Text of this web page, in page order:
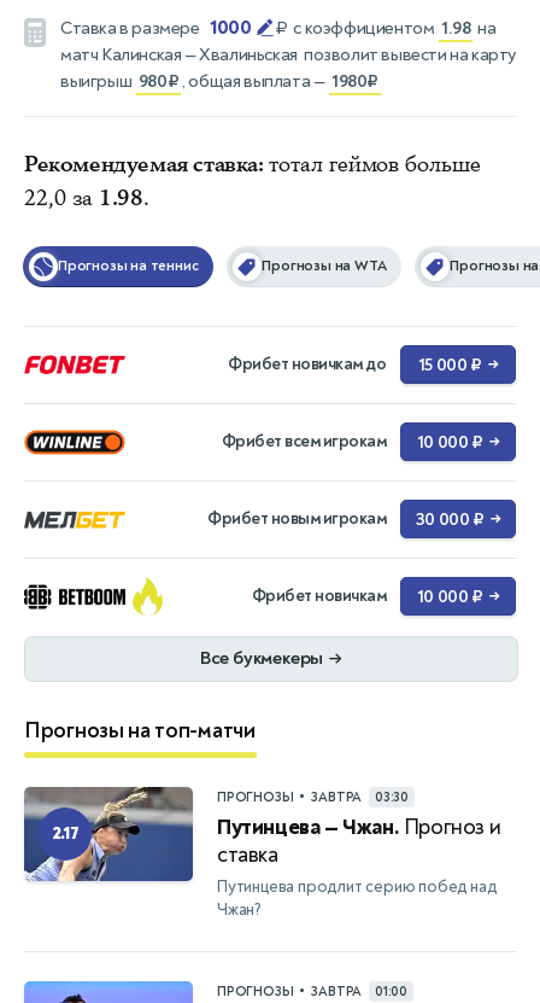
Ставка в размере 1000 ₽ с коэффициентом 1.98 на
матч Калинская — Хвалиньская позволит вывести на карту
выигрыш 980₽ , общая выплата — 1980₽
Рекомендуемая ставка: тотал геймов больше
22,0 за 1.98.
Прогнозы на теннис Прогнозы на WTA Прогнозы
Фрибет новичкам до 15 000 ₽ →
Фрибет всем игрокам 10 000 ₽ →
Фрибет новым игрокам 30 000 ₽ →
Фрибет новичкам 10 000 ₽ →
Все букмекеры →
Прогнозы на топ-матчи
2.17
ПРОГНОЗЫ • ЗАВТРА 03:30
Путинцева — Чжан. Прогноз и
ставка
Путинцева продлит серию побед над
Чжан?
ПРОГНОЗЫ • ЗАВТРА 01:00